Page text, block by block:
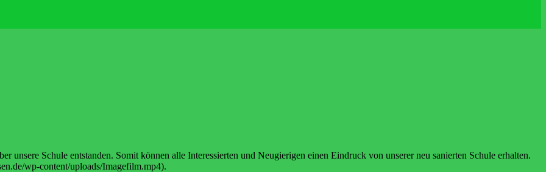
unsere Schule entstanden. Somit können alle Interessierten und Neugierigen einen Eindruck von unserer neu sanierten Schule erhalten.
wp-content/uploads/Imagefilm.mp4).